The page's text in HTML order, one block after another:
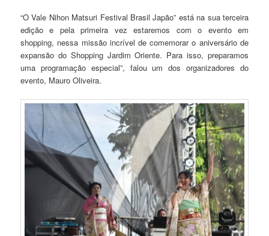
“O Vale Nihon Matsuri Festival Brasil Japão” está na sua terceira
edição e pela primeira vez estaremos com o evento em
shopping, nessa missão incrível de comemorar o aniversário de
expansão do Shopping Jardim Oriente. Para isso, preparamos
uma programação especial”, falou um dos organizadores do
evento, Mauro Oliveira.